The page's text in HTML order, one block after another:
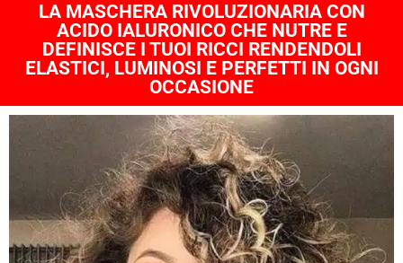
LA MASCHERA RIVOLUZIONARIA CON
ACIDO IALURONICO CHE NUTRE E
DEFINISCE I TUOI RICCI RENDENDOLI
ELASTICI, LUMINOSI E PERFETTI IN OGNI
OCCASIONE